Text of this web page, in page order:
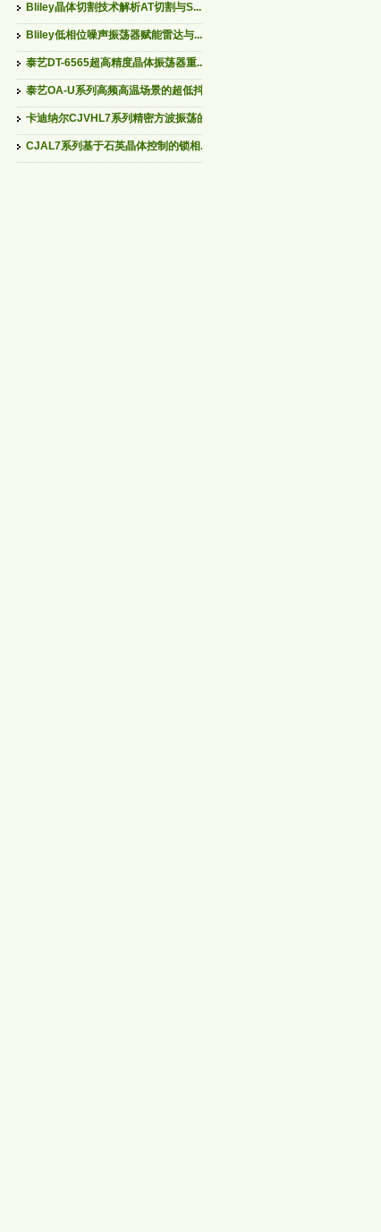
Bliley晶体切割技术解析AT切割与S...
Bliley低相位噪声振荡器赋能雷达与...
泰艺DT-6565超高精度晶体振荡器重...
泰艺OA-U系列高频高温场景的超低抖...
卡迪纳尔CJVHL7系列精密方波振荡的...
CJAL7系列基于石英晶体控制的锁相...